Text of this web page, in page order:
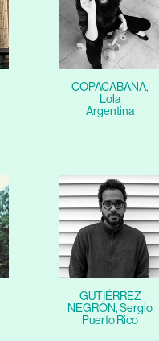
COPACABANA,
Lola
Argentina
GUTIÉRREZ
NEGRÓN, Sergio
Puerto Rico